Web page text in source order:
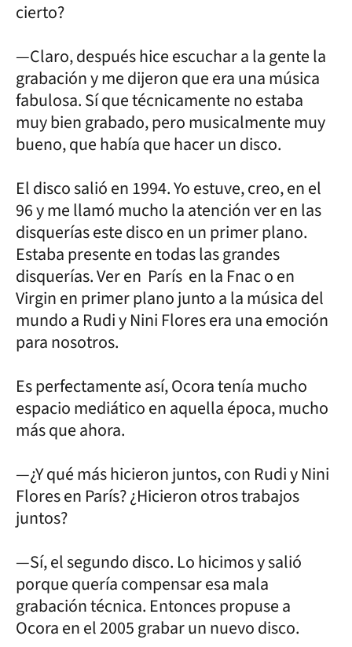
cierto?
—Claro, después hice escuchar a la gente la
grabación y me dijeron que era una música
fabulosa. Sí que técnicamente no estaba
muy bien grabado, pero musicalmente muy
bueno, que había que hacer un disco.
El disco salió en 1994. Yo estuve, creo, en el
96 y me llamó mucho la atención ver en las
disquerías este disco en un primer plano.
Estaba presente en todas las grandes
disquerías. Ver en París en la Fnac o en
Virgin en primer plano junto a la música del
mundo a Rudi y Nini Flores era una emoción
para nosotros.
Es perfectamente así, Ocora tenía mucho
espacio mediático en aquella época, mucho
más que ahora.
—¿Y qué más hicieron juntos, con Rudi y Nini
Flores en París? ¿Hicieron otros trabajos
juntos?
—Sí, el segundo disco. Lo hicimos y salió
porque quería compensar esa mala
grabación técnica. Entonces propuse a
Ocora en el 2005 grabar un nuevo disco.